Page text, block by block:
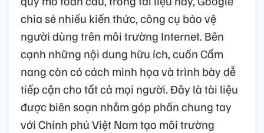
chia sẻ nhiều kiến thức, công cụ bảo vệ
người dùng trên môi trường Internet. Bên
cạnh những nội dung hữu ích, cuốn Cẩm
nang còn có cách minh họa và trình bày dễ
tiếp cận cho tất cả mọi người. Đây là tài liệu
được biên soạn nhằm góp phần chung tay
với Chính phủ Việt Nam tạo môi trường